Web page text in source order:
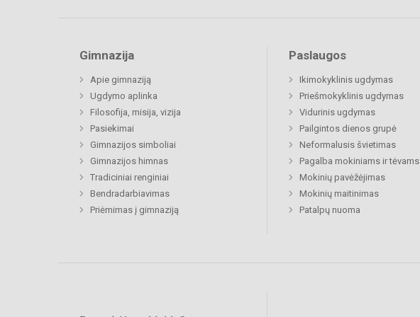
Gimnazija
Apie gimnaziją
Ugdymo aplinka
Filosofija, misija, vizija
Pasiekimai
Gimnazijos simboliai
Gimnazijos himnas
Tradiciniai renginiai
Bendradarbiavimas
Priėmimas į gimnaziją
Paslaugos
Ikimokyklinis ugdymas
Priešmokyklinis ugdymas
Vidurinis ugdymas
Pailgintos dienos grupė
Neformalusis švietimas
Pagalba mokiniams ir tėvams
Mokinių pavėžėjimas
Mokinių maitinimas
Patalpų nuoma